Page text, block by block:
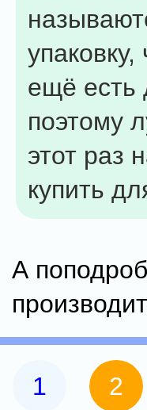
ещё есть
поэтому
этот раз
купить
А
1 2